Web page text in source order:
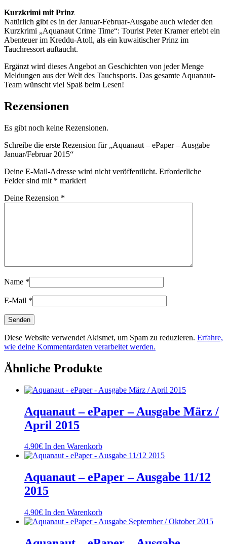
Kurzkrimi mit Prinz
Natürlich gibt es in der Januar-Februar-Ausgabe auch wieder den
Kurzkrimi „Aquanaut Crime Time“: Tourist Peter Kramer erlebt ein
Abenteuer im Kreddu-Atoll, als ein kuwaitischer Prinz im
Tauchressort auftaucht.
Ergänzt wird dieses Angebot an Geschichten von jeder Menge
Meldungen aus der Welt des Tauchsports. Das gesamte Aquanaut-
Team wünscht viel Spaß beim Lesen!
Rezensionen
Es gibt noch keine Rezensionen.
Schreibe die erste Rezension für „Aquanaut – ePaper – Ausgabe
Januar/Februar 2015“
Deine E-Mail-Adresse wird nicht veröffentlicht. Erforderliche
Felder sind mit * markiert
Deine Rezension *
Name *
E-Mail *
Diese Website verwendet Akismet, um Spam zu reduzieren. Erfahre,
wie deine Kommentardaten verarbeitet werden.
Ähnliche Produkte
Aquanaut – ePaper – Ausgabe März /
April 2015
4.90€ In den Warenkorb
Aquanaut – ePaper – Ausgabe 11/12
2015
4.90€ In den Warenkorb